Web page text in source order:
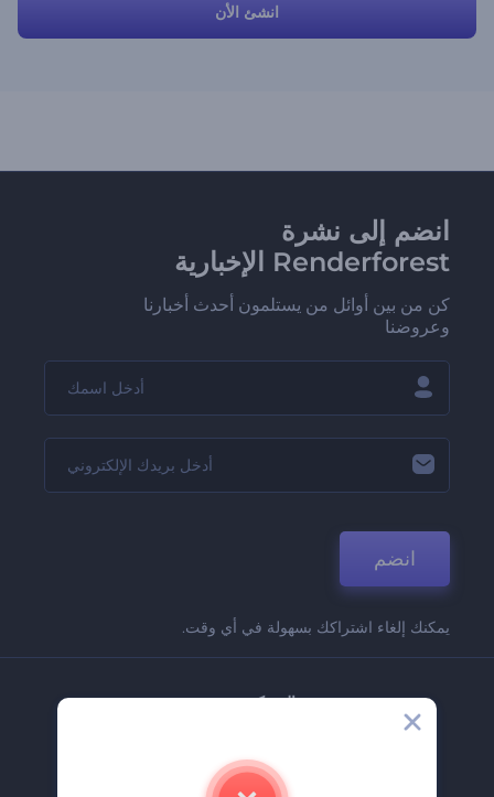
انشئ الأن
انضم إلى نشرة
Renderforest الإخبارية
كن من بين أوائل من يستلمون أحدث أخبارنا
وعروضنا
انضم
يمكنك إلغاء اشتراكك بسهولة في أي وقت.
الشركة
اتصل بنا